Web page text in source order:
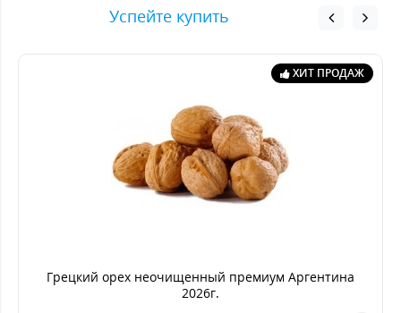
Успейте купить
ХИТ ПРОДАЖ
Грецкий орех неочищенный премиум Аргентина
2026г.